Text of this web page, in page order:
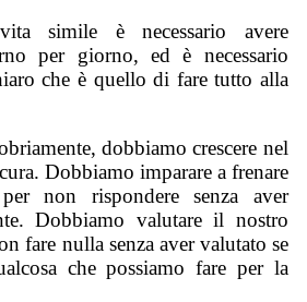
simile è necessario avere
per giorno, ed è necessario
che è quello di fare tutto alla
dobbiamo crescere nel
Dobbiamo imparare a frenare
non rispondere senza aver
Dobbiamo valutare il nostro
fare nulla senza aver valutato se
che possiamo fare per la